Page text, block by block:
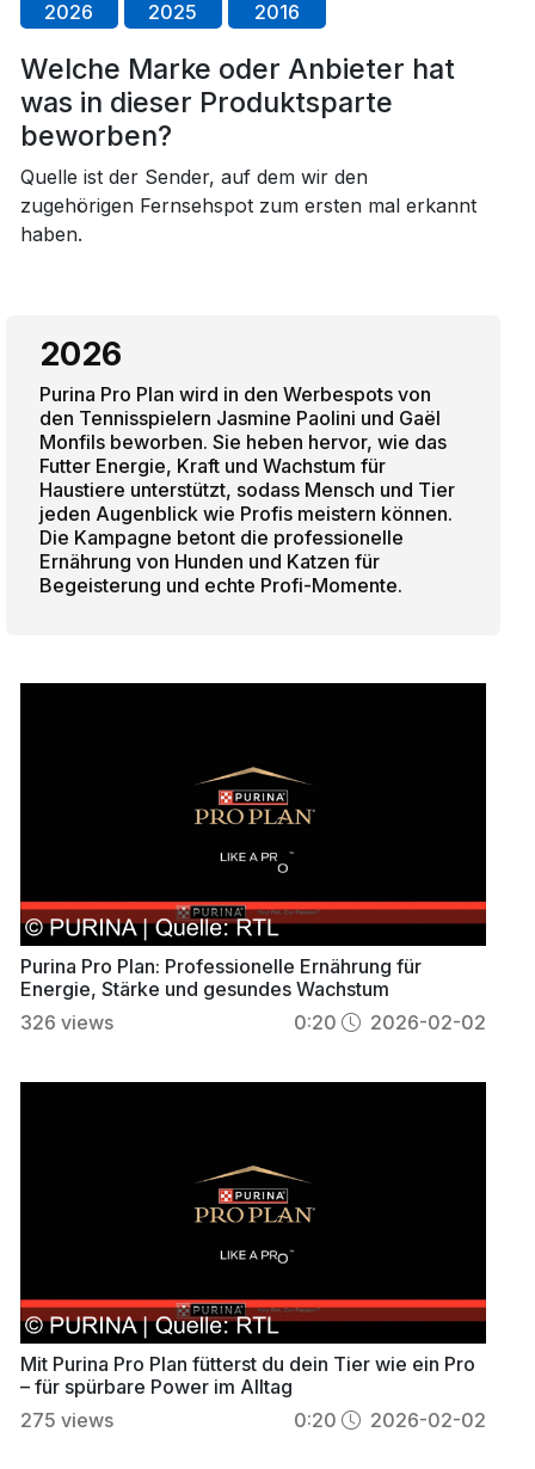
2026 2025 2016
Welche Marke oder Anbieter hat
was in dieser Produktsparte
beworben?
Quelle ist der Sender, auf dem wir den
zugehörigen Fernsehspot zum ersten mal erkannt
haben.
2026
Purina Pro Plan wird in den Werbespots von
den Tennisspielern Jasmine Paolini und Gaël
Monfils beworben. Sie heben hervor, wie das
Futter Energie, Kraft und Wachstum für
Haustiere unterstützt, sodass Mensch und Tier
jeden Augenblick wie Profis meistern können.
Die Kampagne betont die professionelle
Ernährung von Hunden und Katzen für
Begeisterung und echte Profi-Momente.
Purina Pro Plan: Professionelle Ernährung für
Energie, Stärke und gesundes Wachstum
326 views 0:20 2026-02-02
Mit Purina Pro Plan fütterst du dein Tier wie ein Pro
– für spürbare Power im Alltag
275 views 0:20 2026-02-02